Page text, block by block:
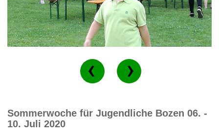
Sommerwoche für Jugendliche Bozen 06. -
10. Juli 2020